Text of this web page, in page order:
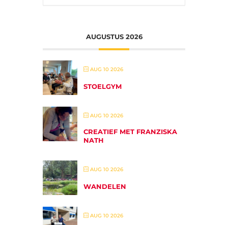
AUGUSTUS 2026
AUG 10 2026
STOELGYM
AUG 10 2026
CREATIEF MET FRANZISKA
NATH
AUG 10 2026
WANDELEN
AUG 10 2026